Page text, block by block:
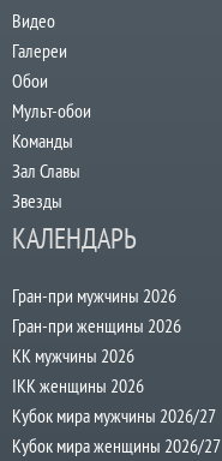
Видео
Галереи
Обои
Мульт-обои
Команды
Зал Славы
Звезды
КАЛЕНДАРЬ
Гран-при мужчины 2026
Гран-при женщины 2026
КК мужчины 2026
IKK женщины 2026
Кубок мира мужчины 2026/27
Кубок мира женщины 2026/27